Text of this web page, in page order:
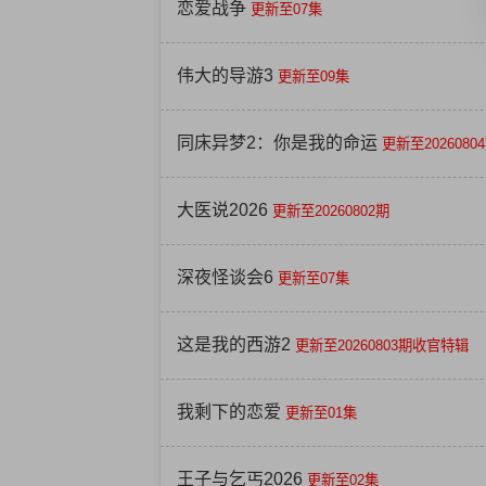
恋爱战争 更新至07集
伟大的导游3 更新至09集
同床异梦2：你是我的命运 更新至
大医说2026 更新至20260802期
深夜怪谈会6 更新至07集
这是我的西游2 更新至20260803期收官特辑
我剩下的恋爱 更新至01集
王子与乞丐2026 更新至02集